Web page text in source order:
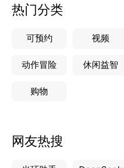
热门分类
可预约 视频
动作冒险 休闲益智
购物
网友热搜